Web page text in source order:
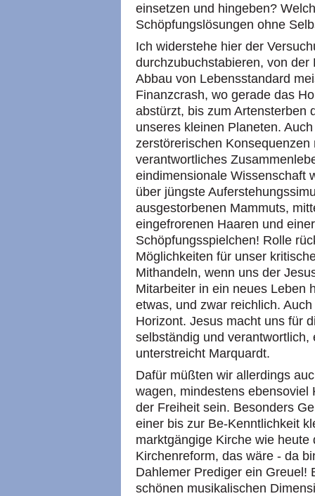
einsetzen und hingeben?
Schöpfungslösungen ohne
Ich widerstehe hier der
durchzubuchstabieren, von
Abbau von Lebensstandard
Finanzcrash, wo gerade das
abstürzt, bis zum Artensterben
unseres kleinen Planeten.
zerstörerischen
verantwortliches
eindimensionale Wissenschaft
über jüngste
ausgestorbenen Mammuts,
eingefrorenen Haaren und
Schöpfungsspielchen! Rolle
Möglichkeiten für unser
Mithandeln, wenn uns der
Mitarbeiter in ein neues Leben
etwas, und zwar reichlich.
Horizont. Jesus macht uns für
selbständig und
unterstreicht Marquardt.
Dafür müßten wir allerdings
wagen, mindestens
der Freiheit sein. Besonders
einer bis zur Be-Kenntlichkeit
marktgängige Kirche wie
Kirchenreform, das wäre - da
Dahlemer Prediger ein Greuel!
schönen musikalischen